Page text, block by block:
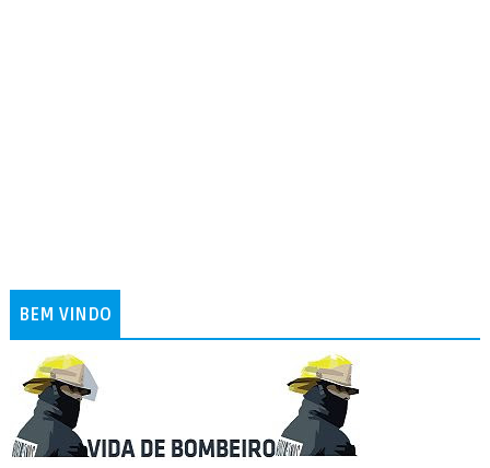
BEM VINDO